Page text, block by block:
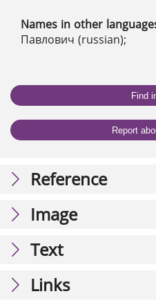
Names in other
Павлович (russian);
Find
Report
Reference
Image
Text
Links